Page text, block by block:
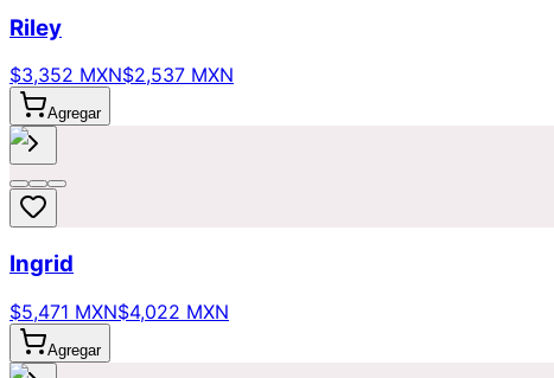
Riley
$3,352 MXN$2,537 MXN
Agregar
Ingrid
$5,471 MXN$4,022 MXN
Agregar